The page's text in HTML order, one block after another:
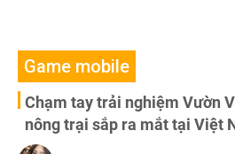
Game mobile
Chạm tay trải nghiệm Vườn
nông trại sắp ra mắt tại Việt